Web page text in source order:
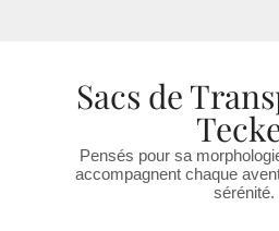
Pensés pour sa
accompagnent chaque
sérénité.
Sacs de